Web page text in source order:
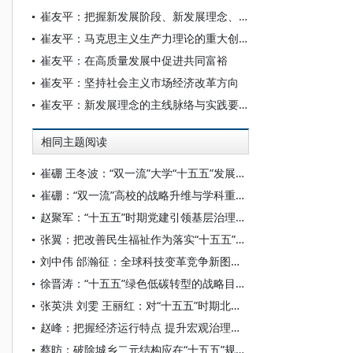
崔友平：把握新发展阶段、新发展理念、新发展格局的有机统一性
崔友平：马克思主义生产力理论的重大创新
崔友平：在高质量发展中促进共同富裕
崔友平：坚持社会主义市场经济改革方向
崔友平：新发展理念的主线脉络与实践要求
相同主题阅读
崔硼 王冬波：“双一流”大学“十五五”发展规划指标体系构建：价值重构与实践路径
崔硼：“双一流”高校的战略升维与学科重构——基于“十五五”规划视角的系统性思考
赵聚军：“十五五”时期党建引领基层治理创新的结构情境与效能优化
张翼：把改善民生福祉作为落实“十五五”规划的出发点和落脚点
刘中伟 邰瀚征：全球科技变革竞争新图景与“十五五”时期我国科技发展新范式
徐晋涛：“十五五”绿色低碳转型的战略目标与应对要点
张英洪 刘雯 王丽红：对“十五五”时期北京农业农村现代化的思考建议
赵峰：把握经济运行特点 提升宏观治理效能
蔡昉：破除城乡二元结构应在“十五五”规划中高度优先